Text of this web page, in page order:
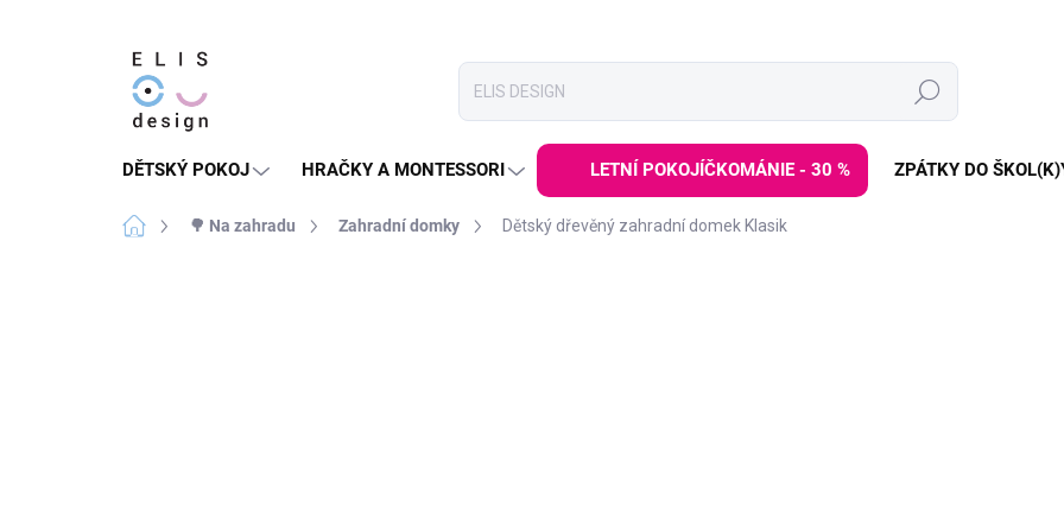
Hledat
DĚTSKÝ POKOJ HRAČKY A MONTESSORI LETNÍ POKOJÍČKOMÁNIE - 30 % ZPÁTKY DO
Domů 🌳 Na zahradu Zahradní domky Dětský dřevěný zahradní domek Klasik